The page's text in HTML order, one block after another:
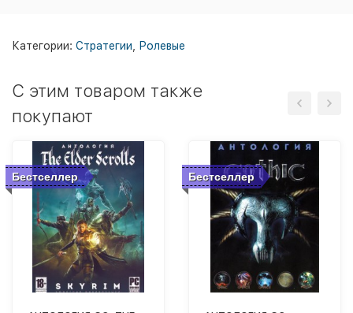
Категории: Стратегии Ролевые
C этим товаром также
покупают
Бестселлер Бестселлер